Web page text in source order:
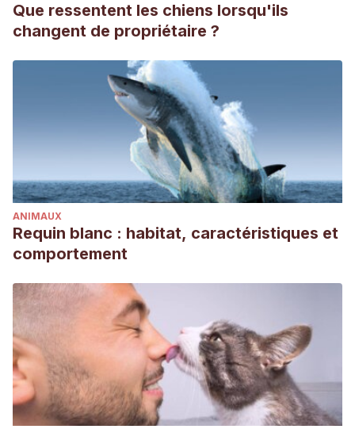
Que ressentent les chiens lorsqu'ils
changent de propriétaire ?
ANIMAUX
Requin blanc : habitat, caractéristiques et
comportement